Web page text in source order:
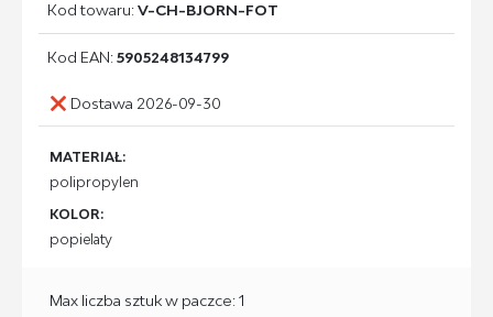
Kod towaru:V-CH-BJORN-FOT
Kod EAN:5905248134799
Dostawa 2026-09-30
MATERIAŁ:
polipropylen
KOLOR:
popielaty
Max liczba sztuk w paczce: 1